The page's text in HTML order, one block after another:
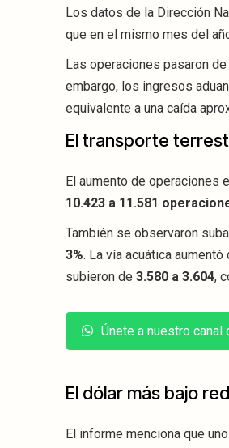
Los datos de la Dirección
que en el mismo mes del
Las operaciones pasaron de
embargo, los ingresos
equivalente a una caída
El transporte
El aumento de operaciones
10.423 a 11.581
También se observaron
3%. La vía acuática aumentó
subieron de 3.580 a 3.604,
Únete a nuestro canal
El dólar más bajo
El informe menciona que